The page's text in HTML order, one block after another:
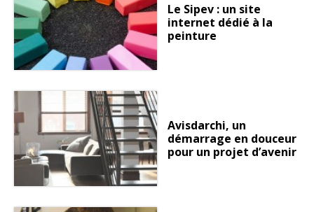
Le Sipev : un site
internet dédié à la
peinture
Avisdarchi, un
démarrage en douceur
pour un projet d’avenir